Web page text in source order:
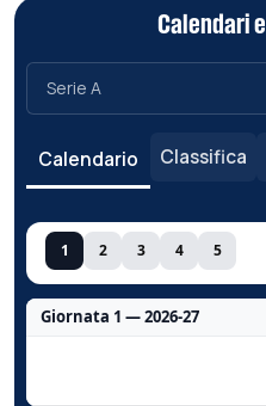
Calendari
Calendario Classifica
1 2 3 4 5
Giornata 1 — 2026-27